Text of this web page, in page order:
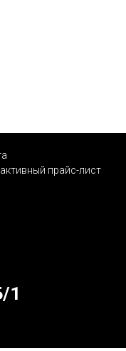
прайс-лист
1